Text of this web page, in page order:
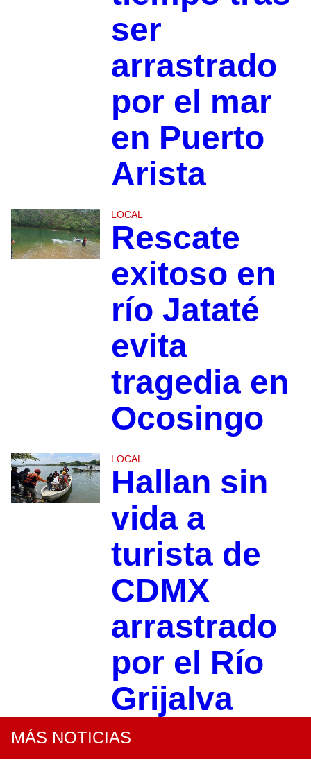
ser
arrastrado
por el mar
en Puerto
Arista
LOCAL
Rescate
exitoso en
río Jataté
evita
tragedia en
Ocosingo
LOCAL
Hallan sin
vida a
turista de
CDMX
arrastrado
por el Río
Grijalva
MÁS NOTICIAS